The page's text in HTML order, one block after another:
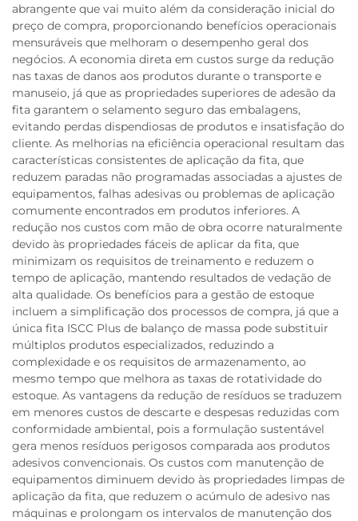
abrangente que vai muito além da consideração inicial do
preço de compra, proporcionando benefícios operacionais
mensuráveis que melhoram o desempenho geral dos
negócios. A economia direta em custos surge da redução
nas taxas de danos aos produtos durante o transporte e
manuseio, já que as propriedades superiores de adesão da
fita garantem o selamento seguro das embalagens,
evitando perdas dispendiosas de produtos e insatisfação do
cliente. As melhorias na eficiência operacional resultam das
características consistentes de aplicação da fita, que
reduzem paradas não programadas associadas a ajustes de
equipamentos, falhas adesivas ou problemas de aplicação
comumente encontrados em produtos inferiores. A
redução nos custos com mão de obra ocorre naturalmente
devido às propriedades fáceis de aplicar da fita, que
minimizam os requisitos de treinamento e reduzem o
tempo de aplicação, mantendo resultados de vedação de
alta qualidade. Os benefícios para a gestão de estoque
incluem a simplificação dos processos de compra, já que a
única fita ISCC Plus de balanço de massa pode substituir
múltiplos produtos especializados, reduzindo a
complexidade e os requisitos de armazenamento, ao
mesmo tempo que melhora as taxas de rotatividade do
estoque. As vantagens da redução de resíduos se traduzem
em menores custos de descarte e despesas reduzidas com
conformidade ambiental, pois a formulação sustentável
gera menos resíduos perigosos comparada aos produtos
adesivos convencionais. Os custos com manutenção de
equipamentos diminuem devido às propriedades limpas de
aplicação da fita, que reduzem o acúmulo de adesivo nas
máquinas e prolongam os intervalos de manutenção dos